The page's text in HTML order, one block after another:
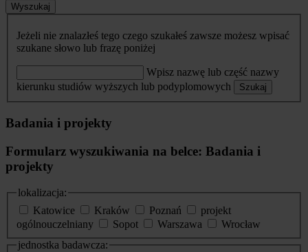
Wyszukaj
Jeżeli nie znalazłeś tego czego szukałeś zawsze możesz wpisać
szukane słowo lub frazę poniżej
Wpisz nazwę lub część nazwy
kierunku studiów wyższych lub podyplomowych
Szukaj
Badania i projekty
Formularz wyszukiwania na belce: Badania i
projekty
lokalizacja:
Katowice
Kraków Poznań
projekt
ogólnouczelniany
Sopot Warszawa
Wrocław
jednostka badawcza: